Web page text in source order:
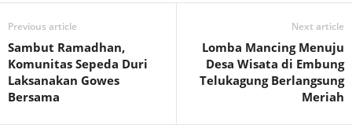
Previous article
Sambut Ramadhan,
Komunitas Sepeda Duri
Laksanakan Gowes
Bersama
Next article
Lomba Mancing Menuju
Desa Wisata di Embung
Telukagung Berlangsung
Meriah